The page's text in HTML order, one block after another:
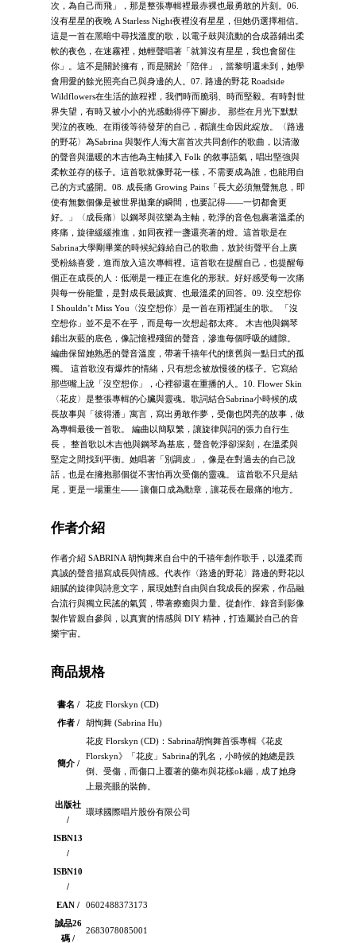
次，為自己而飛」，那是整張專輯裡最赤裸也最勇敢的片刻。06.
沒有星星的夜晚 A Starless Night夜裡沒有星星，但她仍選擇相信。
這是一首在黑暗中尋找溫度的歌，以電子鼓與流動的合成器鋪出柔
軟的夜色，在迷霧裡，她輕聲唱著「就算沒有星星，我也會留住
你」。這不是關於擁有，而是關於「陪伴」，當黎明還未到，她學
會用愛的餘光照亮自己與身邊的人。07. 路邊的野花 Roadside
Wildflowers在生活的旅程裡，我們時而脆弱、時而堅毅。有時對世
界失望，有時又被小小的光感動得停下腳步。 那些在月光下默默
哭泣的夜晚、在雨後等待發芽的自己，都讓生命因此綻放。〈路邊
的野花〉為Sabrina 與製作人海大富首次共同創作的歌曲，以清澈
的聲音與溫暖的木吉他為主軸揉入 Folk 的敘事語氣，唱出堅強與
柔軟並存的樣子。這首歌就像野花一樣，不需要成為誰，也能用自
己的方式盛開。08. 成長痛 Growing Pains「長大必須無聲無息，即
使有無數個像是被世界拋棄的瞬間，也要記得——一切都會更
好。」〈成長痛〉以鋼琴與弦樂為主軸，乾淨的音色包裹著溫柔的
疼痛，旋律緩緩推進，如同夜裡一盞還亮著的燈。這首歌是在
Sabrina大學剛畢業的時候紀錄給自己的歌曲，放於街聲平台上廣
受粉絲喜愛，進而放入這次專輯裡。這首歌在提醒自己，也提醒每
個正在成長的人：低潮是一種正在進化的形狀。好好感受每一次痛
與每一份能量，是對成長最誠實、也最溫柔的回答。09. 沒空想你
I Shouldn’t Miss You〈沒空想你〉是一首在雨裡誕生的歌。 「沒
空想你」並不是不在乎，而是每一次想起都太疼。 木吉他與鋼琴
鋪出灰藍的底色，像記憶裡殘留的聲音，滲進每個呼吸的縫隙。
編曲保留她熟悉的聲音溫度，帶著千禧年代的懷舊與一點日式的孤
獨。 這首歌沒有爆炸的情緒，只有想念被放慢後的樣子。它寫給
那些嘴上說「沒空想你」，心裡卻還在重播的人。10. Flower Skin
〈花皮〉是整張專輯的心臟與靈魂。歌詞結合Sabrina小時候的成
長故事與「彼得潘」寓言，寫出勇敢作夢，受傷也閃亮的故事，做
為專輯最後一首歌。 編曲以簡馭繁，讓旋律與詞的張力自行生
長， 整首歌以木吉他與鋼琴為基底，聲音乾淨卻深刻，在溫柔與
堅定之間找到平衡。她唱著「別調皮」，像是在對過去的自己說
話，也是在擁抱那個從不害怕再次受傷的靈魂。 這首歌不只是結
尾，更是一場重生—— 讓傷口成為勳章，讓花長在最痛的地方。
作者介紹
作者介紹 SABRINA 胡恂舞來自台中的千禧年創作歌手，以溫柔而
真誠的聲音描寫成長與情感。代表作〈路邊的野花〉路邊的野花以
細膩的旋律與詩意文字，展現她對自由與自我成長的探索，作品融
合流行與獨立民謠的氣質，帶著療癒與力量。從創作、錄音到影像
製作皆親自參與，以真實的情感與 DIY 精神，打造屬於自己的音
樂宇宙。
商品規格
書名 /
花皮 Florskyn (CD)
作者 /
胡恂舞 (Sabrina Hu)
簡介 /
花皮 Florskyn (CD)：Sabrina胡恂舞首張專輯《花皮
Florskyn》「花皮」Sabrina的乳名，小時候的她總是跌
倒、受傷，而傷口上覆著的藥布與花樣ok繃，成了她身
上最亮眼的裝飾。
出版社
/
環球國際唱片股份有限公司
ISBN13
/
ISBN10
/
EAN /
0602488373173
誠品26
碼 /
2683078085001